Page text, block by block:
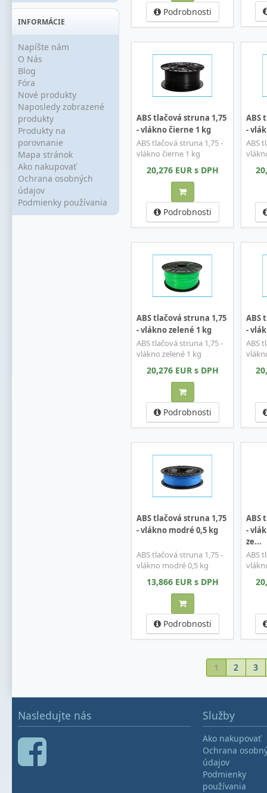
INFORMÁCIE
Napíšte nám
O Nás
Blog
Fóra
Nové produkty
Naposledy zobrazené
produkty
Produkty na
porovnanie
Mapa stránok
Ako nakupovať
Ochrana osobných
údajov
Podmienky používania
Podrobnosti
ABS tlačová struna 1,75
- vlákno čierne 1 kg
ABS tlačová struna 1,75 -
vlákno čierne 1 kg
20,276 EUR s DPH
Podrobnosti
ABS
-
ABS
ABS tlačová struna 1,75
- vlákno zelené 1 kg
ABS tlačová struna 1,75 -
vlákno zelené 1 kg
20,276 EUR s DPH
Podrobnosti
ABS
-
ABS
ABS tlačová struna 1,75
- vlákno modré 0,5 kg
ABS tlačová struna 1,75 -
vlákno modré 0,5 kg
13,866 EUR s DPH
Podrobnosti
ABS
-
ze...
ABS
1 2 3
Nasledujte nás Služby
Ako nakupovať
Ochrana
údajov
Podmienky
používania